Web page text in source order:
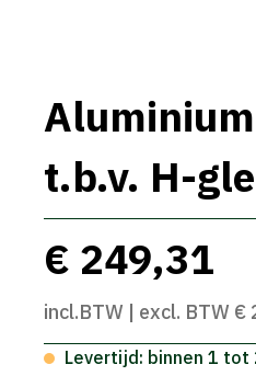
t.b.v. H-
€ 249,31
incl.BTW | excl. BTW €
Levertijd: binnen 1 tot